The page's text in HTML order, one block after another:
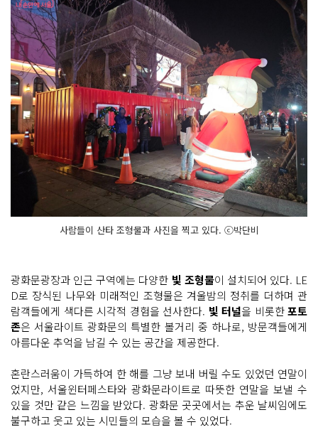
사람들이 산타 조형물과 사진을 찍고 있다. ⓒ박단비
광화문광장과 인근 구역에는 다양한 빛 조형물이 설치되어 있다. LE
D로 장식된 나무와 미래적인 조형물은 겨울밤의 정취를 더하며 관
람객들에게 색다른 시각적 경험을 선사한다. 빛 터널을 비롯한포토
존은 서울라이트 광화문의 특별한 볼거리 중 하나로, 방문객들에게
아름다운 추억을 남길 수 있는 공간을 제공한다.
혼란스러움이 가득하여 한 해를 그냥 보내 버릴 수도 있었던 연말이
었지만, 서울윈터페스타와 광화문라이트로 따뜻한 연말을 보낼 수
있을 것만 같은 느낌을 받았다. 광화문 곳곳에서는 추운 날씨임에도
불구하고 웃고 있는 시민들의 모습을 볼 수 있었다.